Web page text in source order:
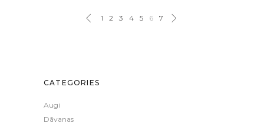
1 2 3 4 5 6 7
CATEGORIES
Augi
Dāvanas